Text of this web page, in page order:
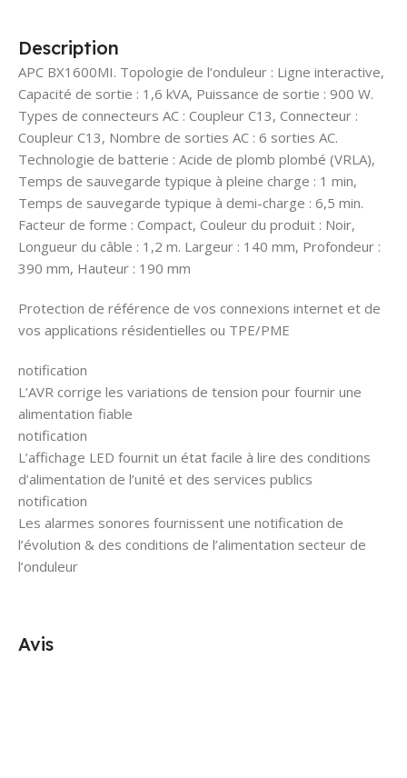
Description
APC BX1600MI. Topologie de l’onduleur : Ligne interactive,
Capacité de sortie : 1,6 kVA, Puissance de sortie : 900 W.
Types de connecteurs AC : Coupleur C13, Connecteur :
Coupleur C13, Nombre de sorties AC : 6 sorties AC.
Technologie de batterie : Acide de plomb plombé (VRLA),
Temps de sauvegarde typique à pleine charge : 1 min,
Temps de sauvegarde typique à demi-charge : 6,5 min.
Facteur de forme : Compact, Couleur du produit : Noir,
Longueur du câble : 1,2 m. Largeur : 140 mm, Profondeur :
390 mm, Hauteur : 190 mm
Protection de référence de vos connexions internet et de
vos applications résidentielles ou TPE/PME
notification
L’AVR corrige les variations de tension pour fournir une
alimentation fiable
notification
L’affichage LED fournit un état facile à lire des conditions
d’alimentation de l’unité et des services publics
notification
Les alarmes sonores fournissent une notification de
l’évolution & des conditions de l’alimentation secteur de
l’onduleur
Avis